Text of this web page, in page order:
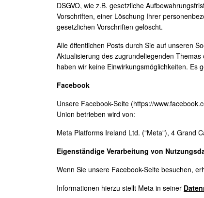
DSGVO, wie z.B. gesetzliche
Vorschriften, einer Löschung Ihrer
gesetzlichen Vorschriften gelöscht.
Alle öffentlichen Posts durch Sie auf unseren
Aktualisierung des zugrundeliegenden
haben wir keine Einwirkungsmöglichkeiten. Es
Facebook
Unsere Facebook-Seite (https://
Union betrieben wird von:
Meta Platforms Ireland Ltd. ("Meta"), 4 Grand
Eigenständige Verarbeitung von
Wenn Sie unsere Facebook-Seite besuchen,
Informationen hierzu stellt Meta in seiner